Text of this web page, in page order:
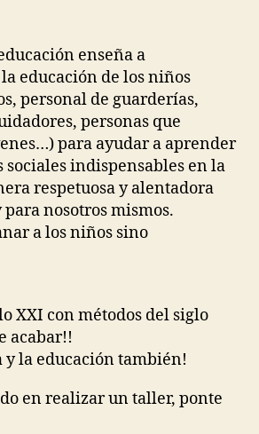
enseña a
educación de los niños
personal de guarderías,
personas que
para ayudar a aprender
sociales indispensables en la
respetuosa y alentadora
nosotros mismos.
a los niños sino
XXI con métodos del siglo
acabar!!
y la educación también!
en realizar un taller, ponte